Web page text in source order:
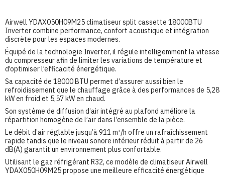
Airwell YDAX050H09M25 climatiseur split cassette 18000BTU
Inverter combine performance, confort acoustique et intégration
discrète pour les espaces modernes.
Équipé de la technologie Inverter, il régule intelligemment la vitesse
du compresseur afin de limiter les variations de température et
d’optimiser l’efficacité énergétique.
Sa capacité de 18000 BTU permet d’assurer aussi bien le
refroidissement que le chauffage grâce à des performances de 5,28
kW en froid et 5,57 kW en chaud.
Son système de diffusion d’air intégré au plafond améliore la
répartition homogène de l’air dans l’ensemble de la pièce.
Le débit d’air réglable jusqu’à 911 m³/h offre un rafraîchissement
rapide tandis que le niveau sonore intérieur réduit à partir de 26
dB(A) garantit un environnement plus confortable.
Utilisant le gaz réfrigérant R32, ce modèle de climatiseur Airwell
YDAX050H09M25 propose une meilleure efficacité énergétique